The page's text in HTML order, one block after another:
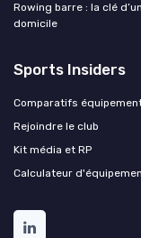
Rowing barre : la clé
domicile
Sports Insiders
Comparatifs
Rejoindre le club
Kit média et RP
Calculateur